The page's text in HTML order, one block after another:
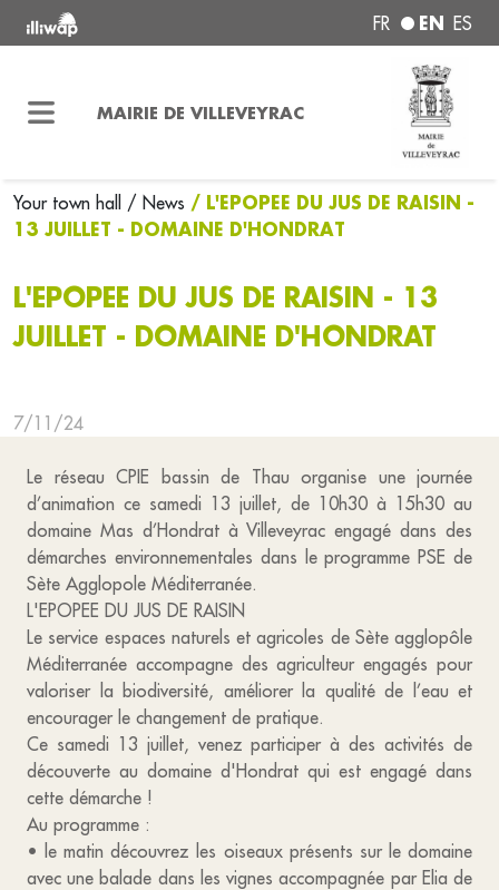
FR EN ES
MAIRIE DE VILLEVEYRAC
Your town hall / News / L'EPOPEE DU JUS DE RAISIN -
13 JUILLET - DOMAINE D'HONDRAT
L'EPOPEE DU JUS DE RAISIN - 13
JUILLET - DOMAINE D'HONDRAT
7/11/24
Le réseau CPIE bassin de Thau organise une journée
d’animation ce samedi 13 juillet, de 10h30 à 15h30 au
domaine Mas d’Hondrat à Villeveyrac engagé dans des
démarches environnementales dans le programme PSE de
Sète Agglopole Méditerranée.
L'EPOPEE DU JUS DE RAISIN
Le service espaces naturels et agricoles de Sète agglopôle
Méditerranée accompagne des agriculteur engagés pour
valoriser la biodiversité, améliorer la qualité de l’eau et
encourager le changement de pratique.
Ce samedi 13 juillet, venez participer à des activités de
découverte au domaine d'Hondrat qui est engagé dans
cette démarche !
Au programme :
• le matin découvrez les oiseaux présents sur le domaine
avec une balade dans les vignes accompagnée par Elia de